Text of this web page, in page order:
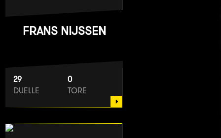
FRANS NIJSSEN
29
DUELLE
0
TORE